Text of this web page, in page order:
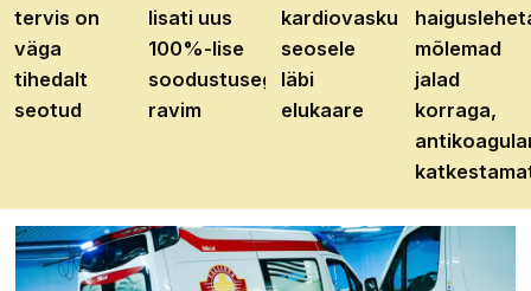
tervis on
väga
tihedalt
seotud
lisati uus
100%-lise
soodustusega
ravim
kardiovaskulaarhaiguste
seosele
läbi
elukaare
mõlemad
jalad
korraga,